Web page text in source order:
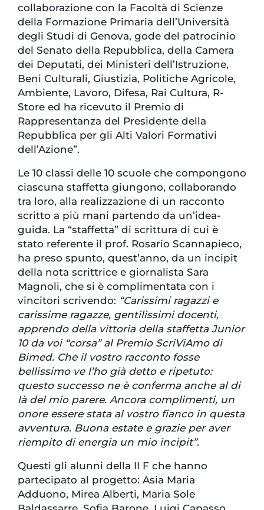
collaborazione con la Facoltà di Scienze
della Formazione Primaria dell’Università
degli Studi di Genova, gode del patrocinio
del Senato della Repubblica, della Camera
dei Deputati, dei Ministeri dell’Istruzione,
Beni Culturali, Giustizia, Politiche Agricole,
Ambiente, Lavoro, Difesa, Rai Cultura, R-
Store ed ha ricevuto il Premio di
Rappresentanza del Presidente della
Repubblica per gli Alti Valori Formativi
dell’Azione”.
Le 10 classi delle 10 scuole che compongono
ciascuna staffetta giungono, collaborando
tra loro, alla realizzazione di un racconto
scritto a più mani partendo da un’idea-
guida. La “staffetta” di scrittura di cui è
stato referente il prof. Rosario Scannapieco,
ha preso spunto, quest’anno, da un incipit
della nota scrittrice e giornalista Sara
Magnoli, che si è complimentata con i
vincitori scrivendo: “Carissimi ragazzi e
carissime ragazze, gentilissimi docenti,
apprendo della vittoria della staffetta Junior
10 da voi “corsa” al Premio ScriViAmo di
Bimed. Che il vostro racconto fosse
bellissimo ve l’ho già detto e ripetuto:
questo successo ne è conferma anche al di
là del mio parere. Ancora complimenti, un
onore essere stata al vostro fianco in questa
avventura. Buona estate e grazie per aver
riempito di energia un mio incipit”.
Questi gli alunni della II F che hanno
partecipato al progetto: Asia Maria
Adduono, Mirea Alberti, Maria Sole